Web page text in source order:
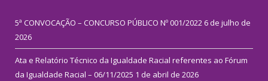
5ª CONVOCAÇÃO – CONCURSO PÚBLICO Nº 001/2022 6 de julho de
2026
Ata e Relatório Técnico da Igualdade Racial referentes ao Fórum
da Igualdade Racial – 06/11/2025 1 de abril de 2026